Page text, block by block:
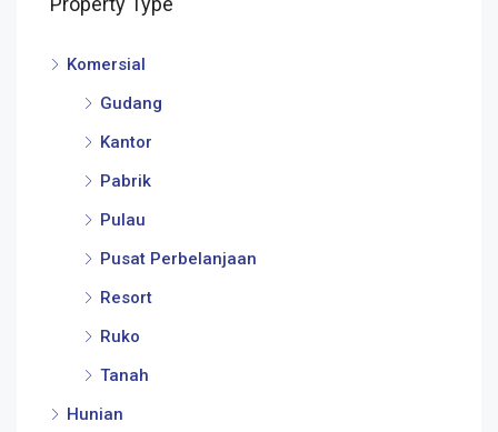
Komersial
Gudang
Kantor
Pabrik
Pulau
Pusat Perbelanjaan
Resort
Ruko
Tanah
Hunian